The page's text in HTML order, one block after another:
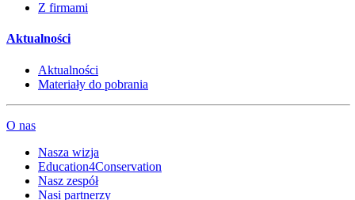
Z firmami
Aktualności
Aktualności
Materiały do pobrania
O nas
Nasza wizja
Education4Conservation
Nasz zespół
Nasi partnerzy